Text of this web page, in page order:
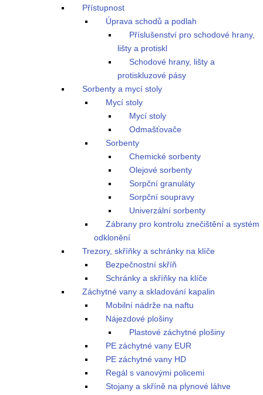
Přístupnost
Úprava schodů a podlah
Příslušenství pro schodové hrany,
lišty a protiskl
Schodové hrany, lišty a
protiskluzové pásy
Sorbenty a mycí stoly
Mycí stoly
Mycí stoly
Odmašťovače
Sorbenty
Chemické sorbenty
Olejové sorbenty
Sorpční granuláty
Sorpční soupravy
Univerzální sorbenty
Zábrany pro kontrolu znečištění a systém
odklonění
Trezory, skříňky a schránky na klíče
Bezpečnostní skříň
Schránky a skříňky na klíče
Záchytné vany a skladování kapalin
Mobilní nádrže na naftu
Nájezdové plošiny
Plastové záchytné plošiny
PE záchytné vany EUR
PE záchytné vany HD
Regál s vanovými policemi
Stojany a skříně na plynové láhve